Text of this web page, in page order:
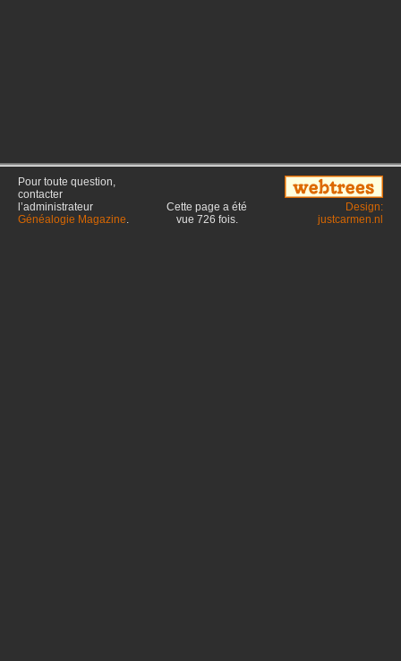
Pour toute question,
contacter
l’administrateur
Généalogie Magazine.
Cette page a été
vue 726 fois.
Design:
justcarmen.nl